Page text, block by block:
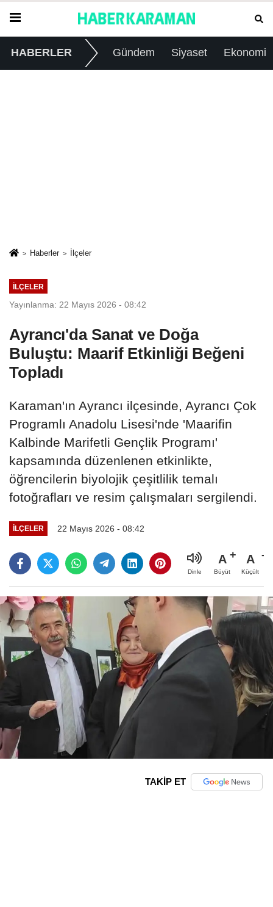
HABERLER Gündem Siyaset Ekonomi
Haberler İlçeler
İLÇELER
Yayınlanma: 22 Mayıs 2026 - 08:42
Ayrancı'da Sanat ve Doğa
Buluştu: Maarif Etkinliği Beğeni
Topladı
Karaman'ın Ayrancı ilçesinde, Ayrancı Çok
Programlı Anadolu Lisesi'nde 'Maarifin
Kalbinde Marifetli Gençlik Programı'
kapsamında düzenlenen etkinlikte,
öğrencilerin biyolojik çeşitlilik temalı
fotoğrafları ve resim çalışmaları sergilendi.
İLÇELER 22 Mayıs 2026 - 08:42
Dinle
A
Büyüt
A
Küçült
TAKİP ET